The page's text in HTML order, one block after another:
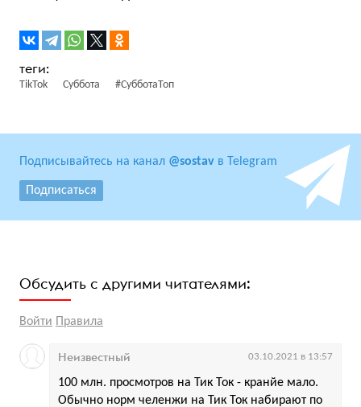
TikTok Суббота #СубботаТоп
Подписывайтесь на канал @sostav в Telegram
Подписаться
Обсудить с другими читателями:
Войти Правила
100 млн. просмотров на Тик Ток - кранйе мало.
Обычно норм челенжи на Тик Ток набирают по
Неизвестный 03.10.2021 в 13:57